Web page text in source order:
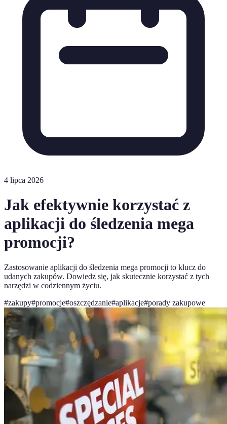
4 lipca 2026
Jak efektywnie korzystać z
aplikacji do śledzenia mega
promocji?
Zastosowanie aplikacji do śledzenia mega promocji to klucz do
udanych zakupów. Dowiedz się, jak skutecznie korzystać z tych
narzędzi w codziennym życiu.
#zakupy#promocje#oszczędzanie#aplikacje#porady zakupowe